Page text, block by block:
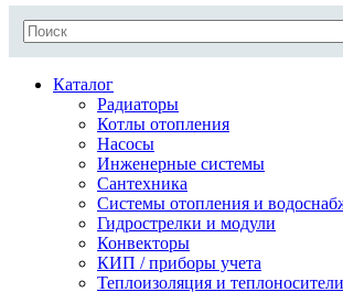
Каталог
Радиаторы
Котлы отопления
Насосы
Инженерные системы
Сантехника
Системы отопления и
Гидрострелки и модули
Конвекторы
КИП / приборы учета
Теплоизоляция и теплоносители